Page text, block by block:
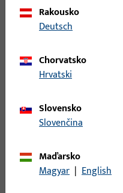
Přihlášení
Pro získání informací o
přihlaste svými zákaznickými
Rakousko
Deutsch
Chorvatsko
Hrvatski
Slovensko
Slovenčina
Maďarsko
Magyar | English